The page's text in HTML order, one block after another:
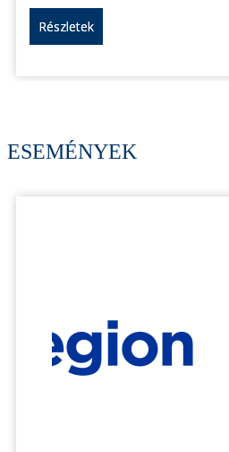
Részletek
ESEMÉNYEK